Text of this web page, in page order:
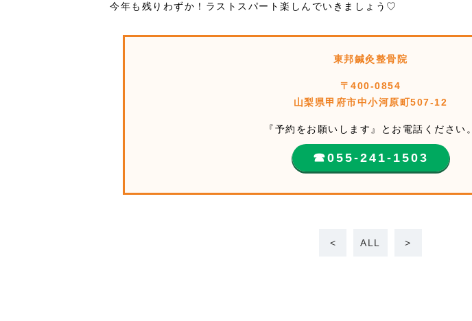
今年も残りわずか！ラストスパート楽しんでいきましょう♡
東邦鍼灸整骨院
〒400-0854
山梨県甲府市中小河原町507-12
『予約をお願いします』とお電話ください。
☎︎055-241-1503
< ALL >